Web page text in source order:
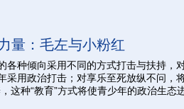
量：毛左与小粉红
各种倾向采用不同的方式打击与扶持，
采用政治打击；对享乐至死放纵不问，
这种“教育”方式将使青少年的政治生态